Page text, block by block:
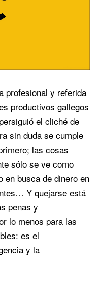
profesional y referida
productivos gallegos
el cliché de
sin duda se cumple
las cosas
sólo se ve como
en busca de dinero en
Y quejarse está
penas y
lo menos para las
es el
y la